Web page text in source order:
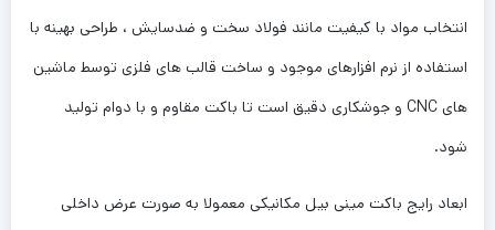
انتخاب مواد با کیفیت مانند فولاد سخت و ضدسایش ، طراحی بهینه با
استفاده از نرم افزارهای موجود و ساخت قالب های فلزی توسط ماشین
های CNC و جوشکاری دقیق است تا باکت مقاوم و با دوام تولید
شود.
ابعاد رایج باکت مینی بیل مکانیکی معمولا به صورت عرض داخلی